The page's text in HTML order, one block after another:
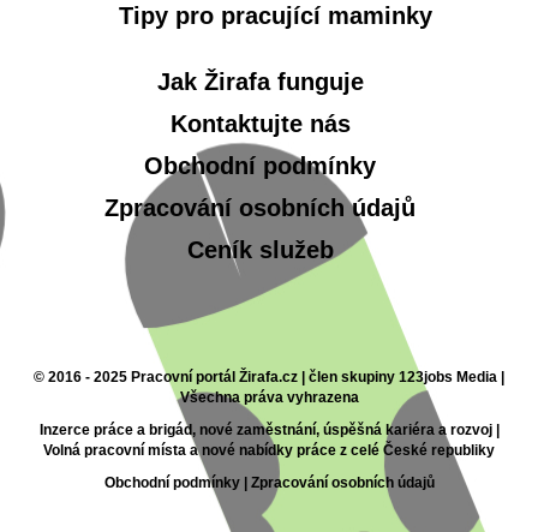
Tipy pro pracující maminky
Jak Žirafa funguje
Kontaktujte nás
Obchodní podmínky
Zpracování osobních údajů
Ceník služeb
© 2016 - 2025 Pracovní portál Žirafa.cz | člen skupiny 123jobs Media |
Všechna práva vyhrazena
Inzerce práce a brigád, nové zaměstnání, úspěšná kariéra a rozvoj |
Volná pracovní místa a nové nabídky práce z celé České republiky
Obchodní podmínky| Zpracování osobních údajů